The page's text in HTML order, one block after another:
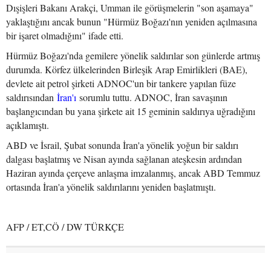
Dışişleri Bakanı Arakçi, Umman ile görüşmelerin "son aşamaya"
yaklaştığını ancak bunun "Hürmüz Boğazı'nın yeniden açılmasına
bir işaret olmadığını" ifade etti.
Hürmüz Boğazı'nda gemilere yönelik saldırılar son günlerde artmış
durumda. Körfez ülkelerinden Birleşik Arap Emirlikleri (BAE),
devlete ait petrol şirketi ADNOC'un bir tankere yapılan füze
saldırısından İran'ı sorumlu tuttu. ADNOC, İran savaşının
başlangıcından bu yana şirkete ait 15 geminin saldırıya uğradığını
açıklamıştı.
ABD ve İsrail, Şubat sonunda İran'a yönelik yoğun bir saldırı
dalgası başlatmış ve Nisan ayında sağlanan ateşkesin ardından
Haziran ayında çerçeve anlaşma imzalanmış, ancak ABD Temmuz
ortasında İran'a yönelik saldırılarını yeniden başlatmıştı.
AFP / ET,CÖ / DW TÜRKÇE